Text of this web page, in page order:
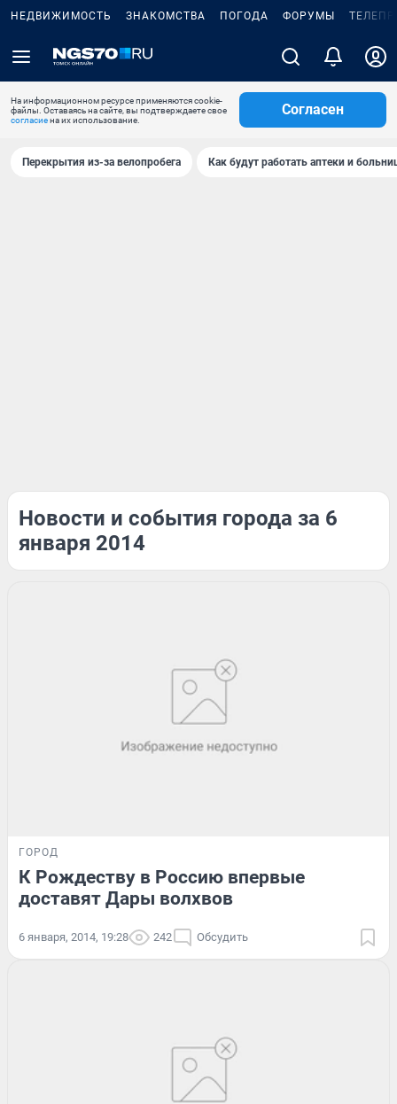
НЕДВИЖИМОСТЬ ЗНАКОМСТВА ПОГОДА ФОРУМЫ
На информационном ресурсе применяются cookie-
файлы. Оставаясь на сайте, вы подтверждаете свое
согласиена их использование.
Согласен
Перекрытия из-за велопробега Как будут работать аптеки и
Новости и события города за 6
января 2014
ГОРОД
К Рождеству в Россию впервые
доставят Дары волхвов
6 января, 2014, 19:28 242 Обсудить